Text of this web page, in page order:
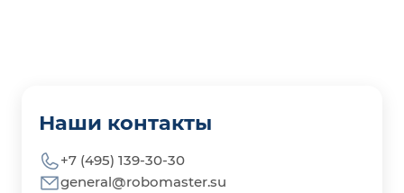
Наши контакты
+7 (495) 139-30-30
general@robomaster.su